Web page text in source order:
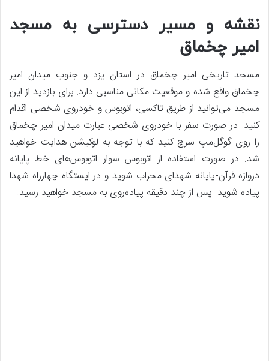
نقشه و مسیر دسترسی به مسجد
امیر چخماق
مسجد تاریخی امیر چخماق در استان یزد و جنوب میدان امیر
چخماق واقع شده و موقعیت مکانی مناسبی دارد. برای بازدید از این
مسجد می‌توانید از طریق تاکسی، اتوبوس و خودروی شخصی اقدام
کنید. در صورت سفر با خودروی شخصی عبارت میدان امیر چخماق
را روی گوگل‌مپ سرچ کنید که با توجه به لوکیشن هدایت خواهید
شد. در صورت استفاده از اتوبوس سوار اتوبوس‌های خط پایانه
دروازه قرآن-پایانه شهدای محراب شوید و در ایستگاه چهارراه شهدا
پیاده شوید. پس از چند دقیقه پیاده‌روی به مسجد خواهید رسید.